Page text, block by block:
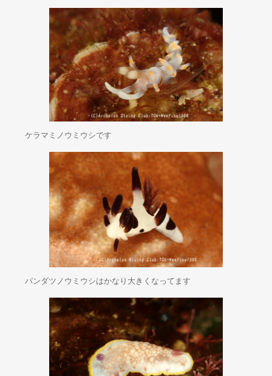
ケラマミノウミウシです
パンダツノウミウシはかなり大きくなってます